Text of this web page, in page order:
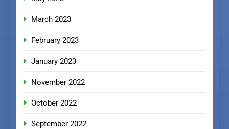
March 2023
February 2023
January 2023
November 2022
October 2022
September 2022